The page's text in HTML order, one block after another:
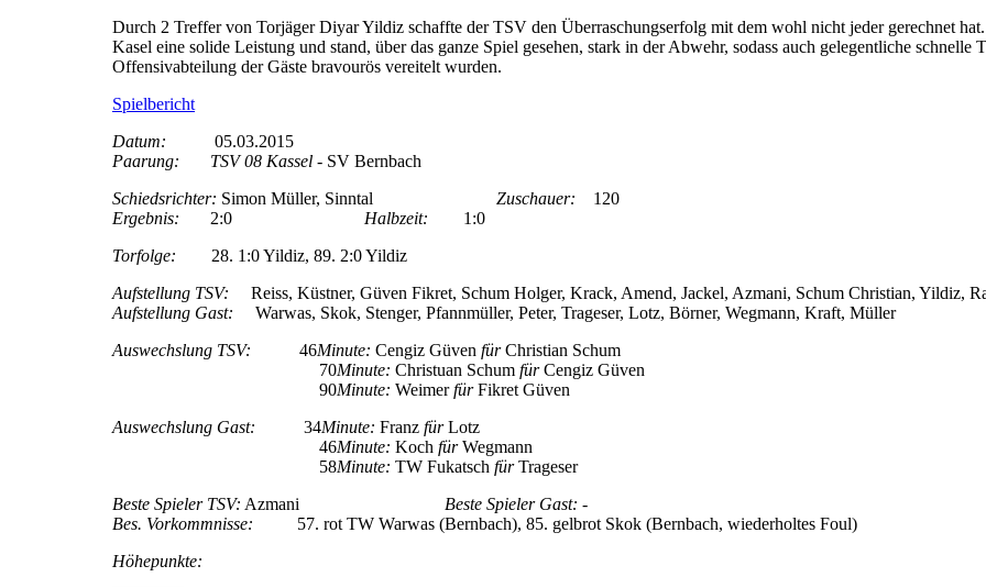
Durch 2 Treffer von Torjäger Diyar Yildiz schaffte der TSV den Überraschungserfolg mit dem wohl nicht jeder gerechnet
Kasel eine solide Leistung und stand, über das ganze Spiel gesehen, stark in der Abwehr, sodass auch gelegentliche schnelle
Offensivabteilung der Gäste bravourös vereitelt wurden.
Spielbericht
Datum: 05.03.2015
Paarung:
TSV 08 Kassel - SV Bernbach
Schiedsrichter: Simon Müller, Sinntal Zuschauer: 120
Ergebnis: 2:0 Halbzeit: 1:0
Torfolge: 28. 1:0 Yildiz, 89. 2:0 Yildiz
Aufstellung TSV: Reiss, Küstner, Güven Fikret, Schum Holger, Krack, Amend, Jackel, Azmani, Schum Christian, Yildiz,
Aufstellung Gast: Warwas, Skok, Stenger, Pfannmüller, Peter, Trageser, Lotz, Börner, Wegmann, Kraft, Müller
Auswechslung TSV: 46Minute: Cengiz Güven fürChristian Schum
70Minute: Christuan Schum fürCengiz Güven
90Minute: WeimerfürFikret Güven
Auswechslung Gast: 34Minute: Franz fürLotz
46Minute: Koch fürWegmann
58Minute: TW Fukatsch fürTrageser
Beste Spieler TSV: Azmani Beste Spieler Gast: -
Bes. Vorkommnisse: 57. rot TW Warwas (Bernbach), 85. gelbrot Skok (Bernbach, wiederholtes Foul)
Höhepunkte: